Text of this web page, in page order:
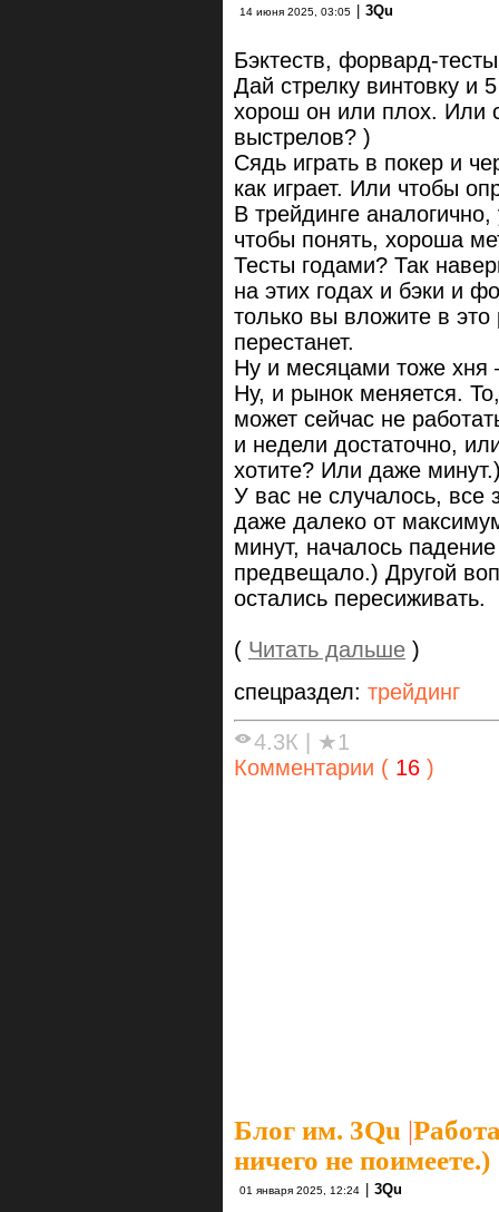
14 июня 2025, 03:05 3Qu
Бэктеств, форвард-
Дай стрелку винтовку и
хорош он или плох. Или
выстрелов? )
Сядь играть в покер и
как играет. Или чтобы
В трейдинге
чтобы понять, хороша
Тесты годами? Так
на этих годах и бэки и
только вы вложите в это
перестанет.
Ну и месяцами тоже
Ну, и рынок меняется.
может сейчас не
и недели достаточно,
хотите? Или даже
У вас не случалось, все
даже далеко от
минут, началось
предвещало.) Другой
остались пересиживать.
( Читать дальше )
спецраздел: трейдинг
4.3К
★1
Комментарии ( 16 )
Блог им. 3Qu |
ничего не поимеете.)
01 января 2025, 12:24 3Qu